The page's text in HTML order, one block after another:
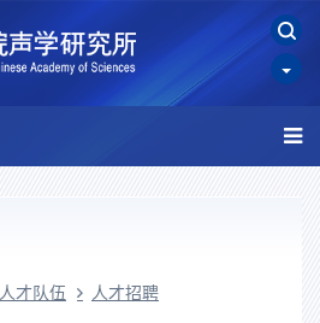
人才队伍 人才招聘